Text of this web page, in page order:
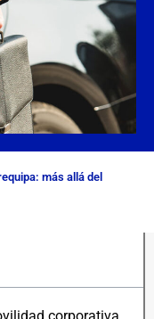
más allá del